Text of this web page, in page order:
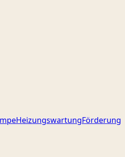
HeizungswartungFörderung